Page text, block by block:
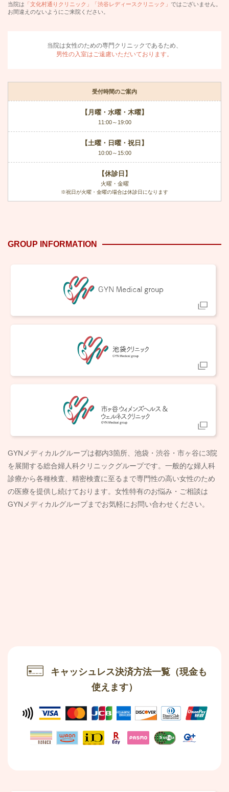
当院は 「文化村通りクリニック」「渋谷レディースクリニック」 ではございません。
お間違えのないようにご来院ください。
当院は女性のための専門クリニックであるため、
男性の入室はご遠慮いただいております。
受付時間のご案内
【月曜・水曜・木曜】
11:00～19:00
【土曜・日曜・祝日】
10:00～15:00
【休診日】
火曜・金曜
※祝日が火曜・金曜の場合は休診日になります
GROUP INFORMATION
GYNメディカルグループは都内3箇所、池袋・渋谷・市ヶ谷に3院
を展開する総合婦人科クリニックグループです。一般的な婦人科
診療から各種検査、精密検査に至るまで専門性の高い女性のため
の医療を提供し続けております。女性特有のお悩み・ご相談は
GYNメディカルグループまでお気軽にお問い合わせください。
キャッシュレス決済方法一覧（現金も
使えます）